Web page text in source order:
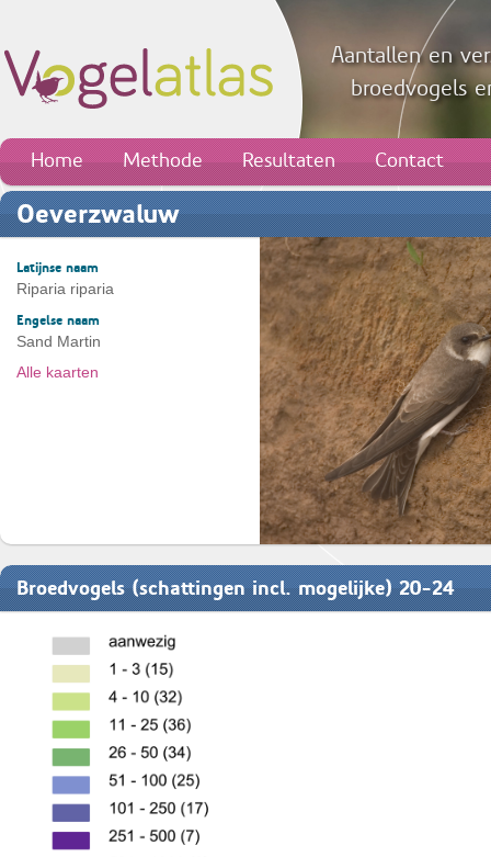
Aantallen en
broedvogels
Home Methode Resultaten Contact
Oeverzwaluw
Latijnse naam
Riparia riparia
Engelse naam
Sand Martin
Alle kaarten
Broedvogels (schattingen incl. mogelijke) 20-24